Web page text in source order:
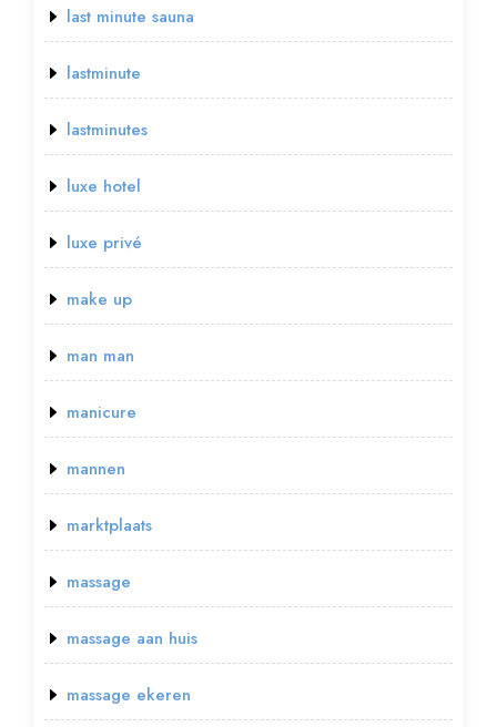
last minute sauna
lastminute
lastminutes
luxe hotel
luxe privé
make up
man man
manicure
mannen
marktplaats
massage
massage aan huis
massage ekeren